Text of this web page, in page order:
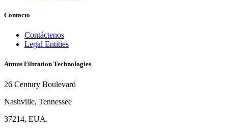
Contacto
Contáctenos
Legal Entities
Atmus Filtration Technologies
26 Century Boulevard
Nashville, Tennessee
37214, EUA.